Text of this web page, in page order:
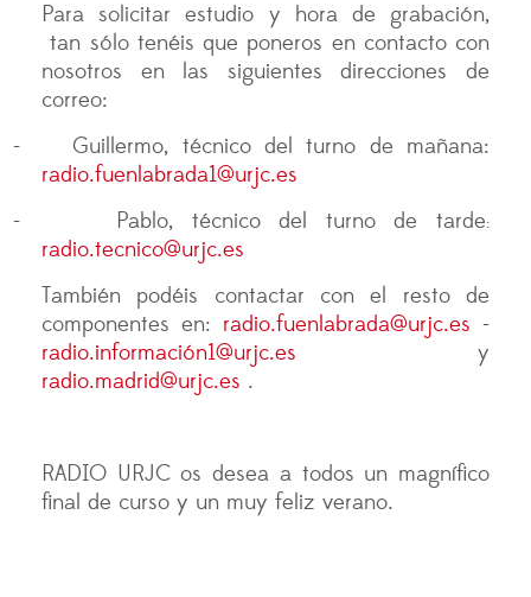
Para solicitar estudio y hora de grabación,
tan sólo tenéis que poneros en contacto con
nosotros en las siguientes direcciones de
correo:
-
Guillermo, técnico del turno de mañana:
radio.fuenlabrada1@urjc.es
-
Pablo, técnico del turno de tarde:
radio.tecnico@urjc.es
También podéis contactar con el resto de
componentes en: radio.fuenlabrada@urjc.es -
radio.información1@urjc.es y
radio.madrid@urjc.es .
RADIO URJC os desea a todos un magnífico
final de curso y un muy feliz verano.